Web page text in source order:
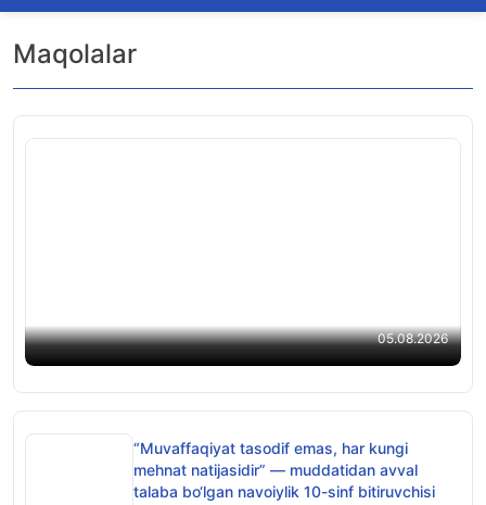
content
Maqolalar
05.08.2026
“Muvaffaqiyat tasodif emas, har kungi
mehnat natijasidir” — muddatidan avval
talaba bo‘lgan navoiylik 10-sinf bitiruvchisi